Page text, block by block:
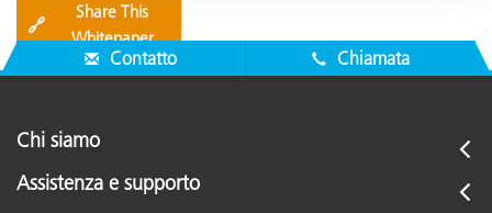
🔗
Share This
Whitepaper
Contatto Chiamata
Chi siamo
Assistenza e supporto